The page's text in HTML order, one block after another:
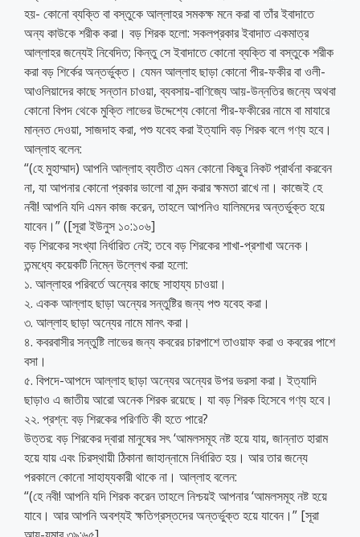
হয়- কোনো ব্যক্তি বা বস্তুকে আল্লাহর সমকক্ষ মনে করা বা তাঁর ইবাদাতে
অন্য কাউকে শরীক করা। বড় শিরক হলো: সকলপ্রকার ইবাদাত একমাত্র
আল্লাহর জন্যেই নিবেদিত; কিন্তু সে ইবাদাতে কোনো ব্যক্তি বা বস্তুকে শরীক
করা বড় শির্কের অন্তর্ভুক্ত। যেমন আল্লাহ ছাড়া কোনো পীর-ফকীর বা ওলী-
আওলিয়াদের কাছে সন্তান চাওয়া, ব্যবসায়-বাণিজ্যে আয়-উন্নতির জন্যে অথবা
কোনো বিপদ থেকে মুক্তি লাভের উদ্দেশ্যে কোনো পীর-ফকীরের নামে বা মাযারে
মান্নত দেওয়া, সাজদাহ করা, পশু যবেহ করা ইত্যাদি বড় শিরক বলে গণ্য হবে।
আল্লাহ বলেন:
“(হে মুহাম্মাদ) আপনি আল্লাহ ব্যতীত এমন কোনো কিছুর নিকট প্রার্থনা করবেন
না, যা আপনার কোনো প্রকার ভালো বা মন্দ করার ক্ষমতা রাখে না। কাজেই হে
নবী! আপনি যদি এমন কাজ করেন, তাহলে আপনিও যালিমদের অন্তর্ভুক্ত হয়ে
যাবেন।” ([সূরা ইউনুস ১০:১০৬]
বড় শিরকের সংখ্যা নির্ধারিত নেই; তবে বড় শিরকের শাখা-প্রশাখা অনেক।
তন্মধ্যে কয়েকটি নিম্নে উল্লেখ করা হলো:
১. আল্লাহর পরিবর্তে অন্যের কাছে সাহায্য চাওয়া।
২. একক আল্লাহ ছাড়া অন্যের সন্তুষ্টির জন্য পশু যবেহ করা।
৩. আল্লাহ ছাড়া অন্যের নামে মানৎ করা।
৪. কবরবাসীর সন্তুষ্টি লাভের জন্য কবরের চারপাশে তাওয়াফ করা ও কবরের পাশে
বসা।
৫. বিপদে-আপদে আল্লাহ ছাড়া অন্যের অন্যের উপর ভরসা করা। ইত্যাদি
ছাড়াও এ জাতীয় আরো অনেক শিরক রয়েছে। যা বড় শিরক হিসেবে গণ্য হবে।
২২. প্রশ্ন: বড় শিরকের পরিণতি কী হতে পারে?
উত্তর: বড় শিরকের দ্বারা মানুষের সৎ ‘আমলসমূহ নষ্ট হয়ে যায়, জান্নাত হারাম
হয়ে যায় এবং চিরস্থায়ী ঠিকানা জাহান্নামে নির্ধারিত হয়। আর তার জন্যে
পরকালে কোনো সাহায্যকারী থাকে না। আল্লাহ বলেন:
“(হে নবী! আপনি যদি শিরক করেন তাহলে নিশ্চয়ই আপনার ‘আমলসমূহ নষ্ট হয়ে
যাবে। আর আপনি অবশ্যই ক্ষতিগ্রস্তদের অন্তর্ভুক্ত হয়ে যাবেন।” [সূরা